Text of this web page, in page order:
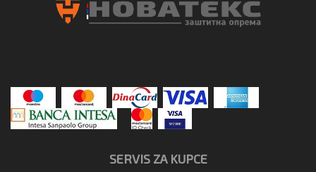
SERVIS ZA KUPCE